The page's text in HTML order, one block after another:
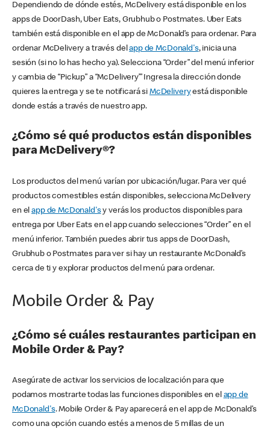
Dependiendo de dónde estés, McDelivery está disponible en los
apps de DoorDash, Uber Eats, Grubhub o Postmates. Uber Eats
también está disponible en el app de McDonald’s para ordenar. Para
ordenar McDelivery a través delapp de McDonald's, inicia una
sesión (si no lo has hecho ya). Selecciona “Order” del menú inferior
y cambia de “Pickup” a “McDelivery’” Ingresa la dirección donde
quieres la entrega y se te notificará si McDeliveryestá disponible
donde estás a través de nuestro app.
¿Cómo sé qué productos están disponibles
para McDelivery®?
Los productos del menú varían por ubicación/lugar. Para ver qué
productos comestibles están disponibles, selecciona McDelivery
en elapp de McDonald'sy verás los productos disponibles para
entrega por Uber Eats en el app cuando selecciones “Order” en el
menú inferior. También puedes abrir tus apps de DoorDash,
Grubhub o Postmates para ver si hay un restaurante McDonald’s
cerca de ti y explorar productos del menú para ordenar.
Mobile Order & Pay
¿Cómo sé cuáles restaurantes participan en
Mobile Order & Pay?
Asegúrate de activar los servicios de localización para que
podamos mostrarte todas las funciones disponibles en el app de
McDonald's. Mobile Order & Pay aparecerá en el app de McDonald’s
como una opción cuando estés a menos de 5 millas de un